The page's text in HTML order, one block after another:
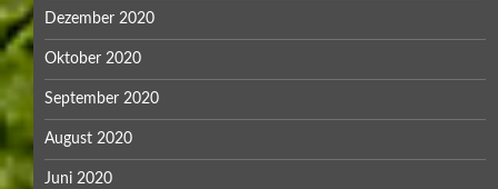
Dezember 2020
Oktober 2020
September 2020
August 2020
Juni 2020